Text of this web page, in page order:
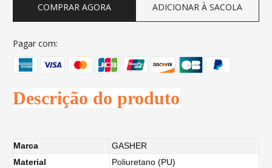
COMPRAR AGORA ADICIONAR À SACOLA
Pagar com:
Descrição do produto
Marca
GASHER
Material
Poliuretano (PU)